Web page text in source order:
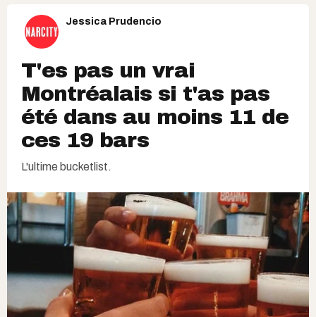
Jessica Prudencio
T'es pas un vrai
Montréalais si t'as pas
été dans au moins 11 de
ces 19 bars
L'ultime bucketlist.